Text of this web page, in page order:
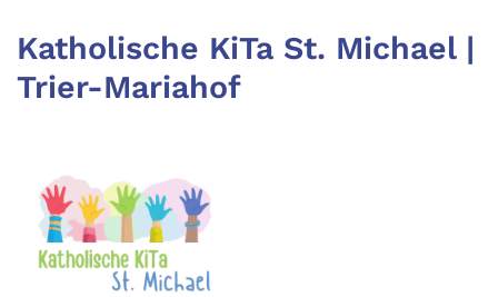
Katholische KiTa St. Michael |
Trier-Mariahof